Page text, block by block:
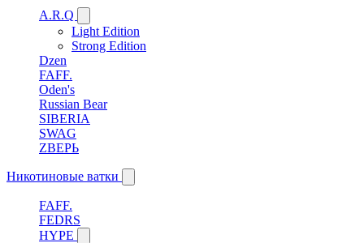
A.R.Q
Light Edition
Strong Edition
Dzen
FAFF.
Oden's
Russian Bear
SIBERIA
SWAG
ZВЕРЬ
Никотиновые ватки
FAFF.
FEDRS
HYPE